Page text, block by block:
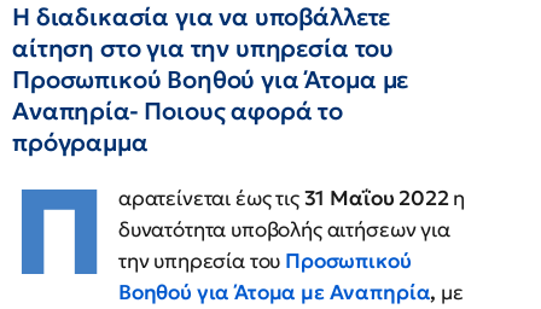
Η διαδικασία για να υποβάλλετε
αίτηση στο για την υπηρεσία του
Προσωπικού Βοηθού για Άτομα με
Αναπηρία- Ποιους αφορά το
πρόγραμμα
Π αρατείνεται έως τις31 Μαΐου 2022η
δυνατότητα υποβολής αιτήσεων για
την υπηρεσία του Προσωπικού
Βοηθού για Άτομα με Αναπηρία, με